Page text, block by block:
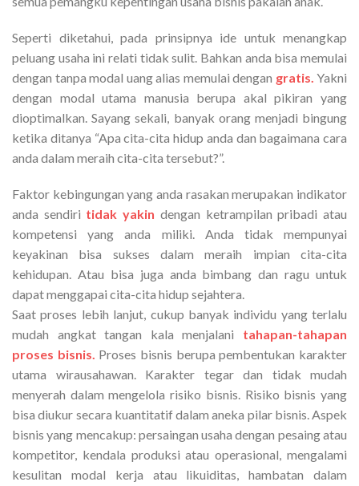
Seperti diketahui, pada prinsipnya ide untuk menangkap
peluang usaha ini relati tidak sulit. Bahkan anda bisa memulai
dengan tanpa modal uang alias memulai dengan gratis. Yakni
dengan modal utama manusia berupa akal pikiran yang
dioptimalkan. Sayang sekali, banyak orang menjadi bingung
ketika ditanya “Apa cita-cita hidup anda dan bagaimana cara
anda dalam meraih cita-cita tersebut?”.
Faktor kebingungan yang anda rasakan merupakan indikator
anda sendiri tidak yakin dengan ketrampilan pribadi atau
kompetensi yang anda miliki. Anda tidak mempunyai
keyakinan bisa sukses dalam meraih impian cita-cita
kehidupan. Atau bisa juga anda bimbang dan ragu untuk
dapat menggapai cita-cita hidup sejahtera.
Saat proses lebih lanjut, cukup banyak individu yang terlalu
mudah angkat tangan kala menjalani tahapan-tahapan
proses bisnis. Proses bisnis berupa pembentukan karakter
utama wirausahawan. Karakter tegar dan tidak mudah
menyerah dalam mengelola risiko bisnis. Risiko bisnis yang
bisa diukur secara kuantitatif dalam aneka pilar bisnis. Aspek
bisnis yang mencakup: persaingan usaha dengan pesaing atau
kompetitor, kendala produksi atau operasional, mengalami
kesulitan modal kerja atau likuiditas, hambatan dalam